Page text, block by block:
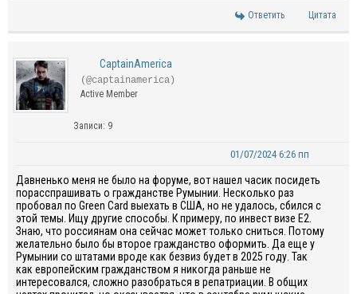
Ответить Цитата
CaptainAmerica
(@captainamerica)
Active Member
Записи: 9
01/07/2024 6:26 пп
Давненько меня не было на форуме, вот нашел часик посидеть
порасспрашивать о гражданстве Румынии. Несколько раз
пробовал по Green Card выехать в США, но не удалось, сбился с
этой темы. Ищу другие способы. К примеру, по инвест визе E2.
Знаю, что россиянам она сейчас может только сниться. Потому
желательно было бы второе гражданство оформить. Да еще у
Румынии со штатами вроде как безвиз будет в 2025 году. Так
как европейским гражданством я никогда раньше не
интересовался, сложно разобраться в репатриации. В общих